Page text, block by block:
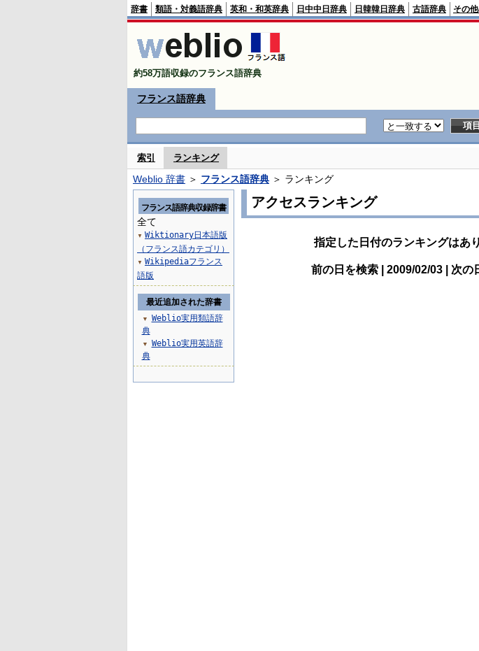
辞書 類語・対義語辞典 英和・和英辞典 日中中日辞典 日韓韓日辞典 古語辞典 その
約58万語収録のフランス語辞典
フランス語辞典
索引 ランキング
Weblio 辞書 ＞ フランス語辞典 ＞ ランキング
アクセスランキング
指定した日付のランキングはあ
前の日を検索 | 2009/02/03 | 次の
フランス語辞典収録辞書
全て
▼ Wiktionary日本語版
（フランス語カテゴリ）
▼ Wikipediaフランス
語版
最近追加された辞書
▼
Weblio実用類語辞
典
▼
Weblio実用英語辞
典